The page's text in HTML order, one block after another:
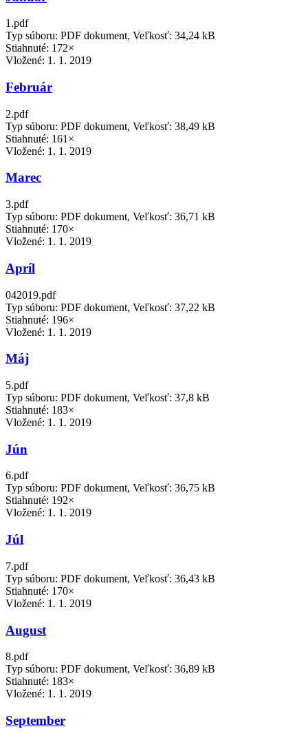
1.pdf
Typ súboru: PDF dokument, Veľkosť: 34,24 kB
Stiahnuté: 172×
Vložené: 1. 1. 2019
Február
2.pdf
Typ súboru: PDF dokument, Veľkosť: 38,49 kB
Stiahnuté: 161×
Vložené: 1. 1. 2019
Marec
3.pdf
Typ súboru: PDF dokument, Veľkosť: 36,71 kB
Stiahnuté: 170×
Vložené: 1. 1. 2019
Apríl
042019.pdf
Typ súboru: PDF dokument, Veľkosť: 37,22 kB
Stiahnuté: 196×
Vložené: 1. 1. 2019
Máj
5.pdf
Typ súboru: PDF dokument, Veľkosť: 37,8 kB
Stiahnuté: 183×
Vložené: 1. 1. 2019
Jún
6.pdf
Typ súboru: PDF dokument, Veľkosť: 36,75 kB
Stiahnuté: 192×
Vložené: 1. 1. 2019
Júl
7.pdf
Typ súboru: PDF dokument, Veľkosť: 36,43 kB
Stiahnuté: 170×
Vložené: 1. 1. 2019
August
8.pdf
Typ súboru: PDF dokument, Veľkosť: 36,89 kB
Stiahnuté: 183×
Vložené: 1. 1. 2019
September